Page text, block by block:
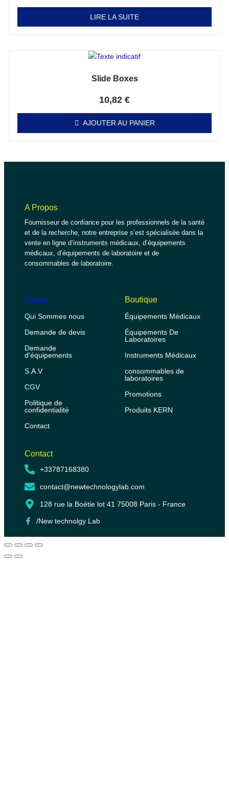
LIRE LA SUITE
Slide Boxes
10,82 €
AJOUTER AU PANIER
A Propos
Fournisseur de confiance pour les professionnels de la santé
et de la recherche, notre entreprise s’est spécialisée dans la
vente en ligne d’instruments médicaux, d’équipements
médicaux, d’équipements de laboratoire et de
consommables de laboratoire.
Pages
Qui Sommes nous
Demande de devis
Demande
d'équipements
S.A.V
CGV
Politique de
confidentialité
Contact
Boutique
Équipements Médicaux
Équipements De
Laboratoires
Instruments Médicaux
consommables de
laboratoires
Promotions
Produits KERN
Contact
+33787168380
contact@newtechnologylab.com
128 rue la Boétie lot 41 75008 Paris - France
/New technolgy Lab